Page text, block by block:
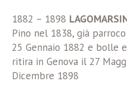
1882 – 1898
Pino nel 1838, già
25 Gennaio 1882 e bolle
ritira in Genova il 27
Dicembre 1898